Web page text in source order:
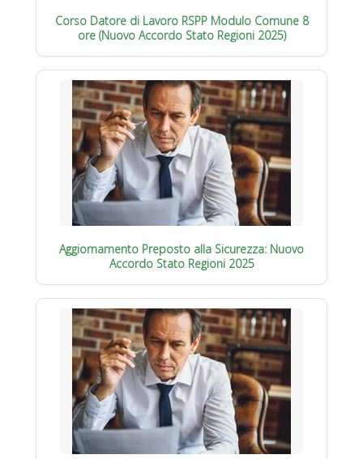
Corso Datore di Lavoro RSPP Modulo Comune 8
ore (Nuovo Accordo Stato Regioni 2025)
Aggiornamento Preposto alla Sicurezza: Nuovo
Accordo Stato Regioni 2025